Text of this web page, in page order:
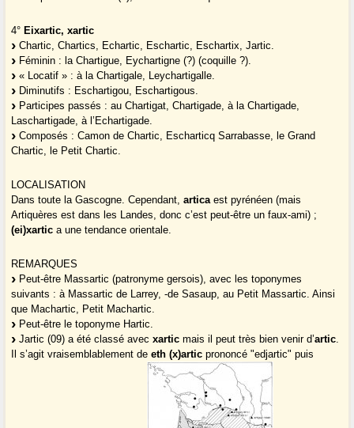
4° Eixartic, xartic
Chartic, Chartics, Echartic, Eschartic, Eschartix, Jartic.
Féminin : la Chartigue, Eychartigne (?) (coquille ?).
« Locatif » : à la Chartigale, Leychartigalle.
Diminutifs : Eschartigou, Eschartigous.
Participes passés : au Chartigat, Chartigade, à la Chartigade,
Laschartigade, à l’Echartigade.
Composés : Camon de Chartic, Escharticq Sarrabasse, le Grand
Chartic, le Petit Chartic.
LOCALISATION
Dans toute la Gascogne. Cependant,articaest pyrénéen (mais
Artiquères est dans les Landes, donc c’est peut-être un faux-ami) ;
(ei)xartic a une tendance orientale.
REMARQUES
Peut-être Massartic (patronyme gersois), avec les toponymes
suivants : à Massartic de Larrey, -de Sasaup, au Petit Massartic. Ainsi
que Machartic, Petit Machartic.
Peut-être le toponyme Hartic.
Jartic (09) a été classé avecxartic mais il peut très bien venir d’artic.
Il s’agit vraisemblablement deeth (x)artic prononcé "edjartic" puis